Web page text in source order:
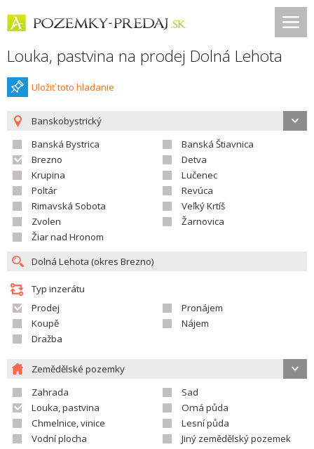
Louka, pastvina na prodej Dolná Lehota
Uložiť toto hladanie
Banskobystrický
Banská Bystrica
Banská Štiavnica
Brezno
Detva
Krupina
Lučenec
Poltár
Revúca
Rimavská Sobota
Veľký Krtíš
Zvolen
Žarnovica
Žiar nad Hronom
Typ inzerátu
Prodej
Pronájem
Koupě
Nájem
Dražba
Zemědělské pozemky
Zahrada
Sad
Louka, pastvina
Orná půda
Chmelnice, vinice
Lesní půda
Vodní plocha
Jiný zemědělský pozemek